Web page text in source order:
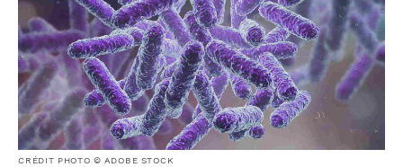
CRÉDIT PHOTO © ADOBE STOCK